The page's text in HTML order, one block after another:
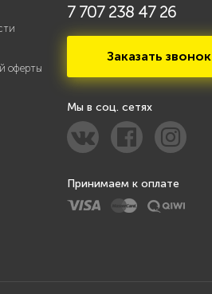
оферты
7 707 238 47 26
Заказать звонок
Мы в соц. сетях
Принимаем к оплате